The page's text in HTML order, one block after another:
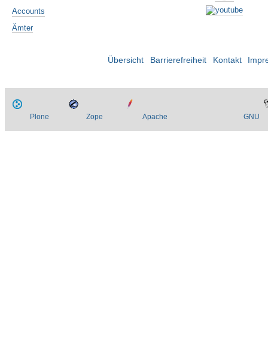
Accounts
Ämter
Übersicht Barrierefreiheit Kontakt
Plone Zope Apache GNU